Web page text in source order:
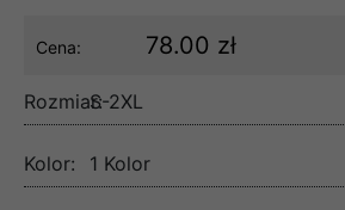
Cena: 78.00 zł
Rozmiar:S-2XL
Kolor: 1 Kolor